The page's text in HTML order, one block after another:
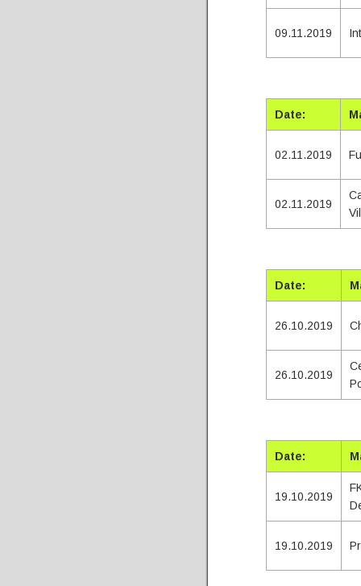
09.11.2019
Date:
02.11.2019
02.11.2019
Date:
26.10.2019
26.10.2019
Date:
19.10.2019
19.10.2019